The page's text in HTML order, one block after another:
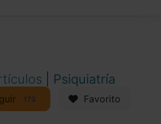
Psiquiatría
173 Favorito